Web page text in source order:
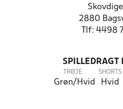
2880
Tlf: 4498
SPILLEDRAGT
TRØJE
Grøn/Hvid
SHORTS
Hvid